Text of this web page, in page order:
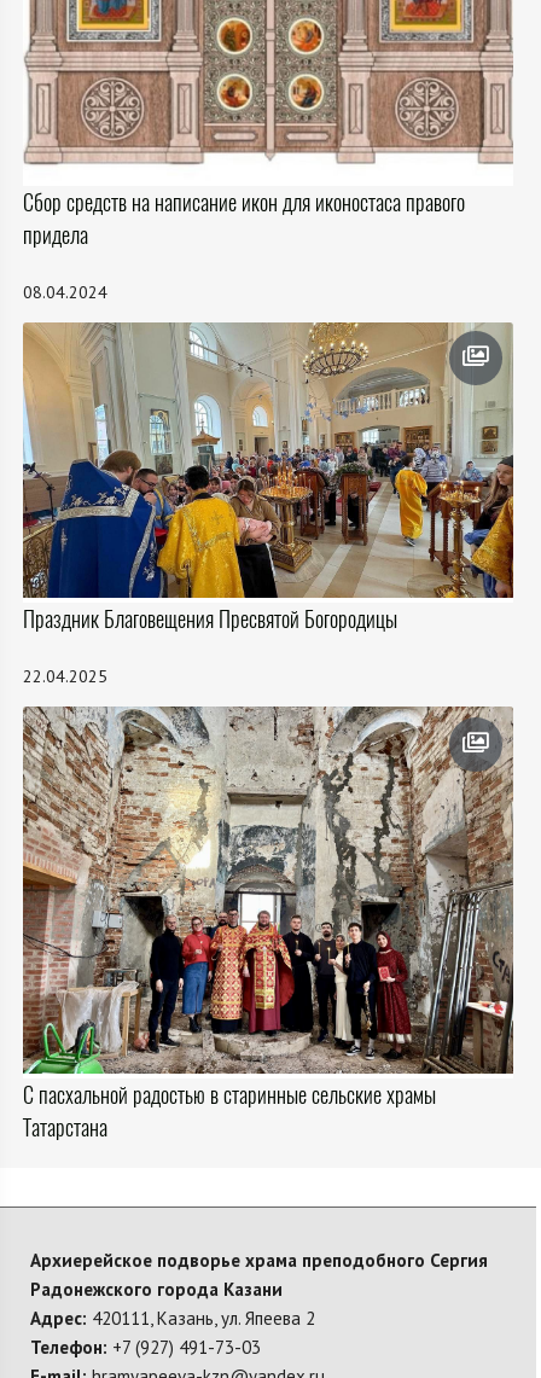
Сбор средств на написание икон для иконостаса правого
придела
08.04.2024
Праздник Благовещения Пресвятой Богородицы
22.04.2025
С пасхальной радостью в старинные сельские храмы
Татарстана
Архиерейское подворье храма преподобного Сергия
Радонежского города Казани
Адрес: 420111, Казань, ул. Япеева 2
Телефон: +7 (927) 491-73-03